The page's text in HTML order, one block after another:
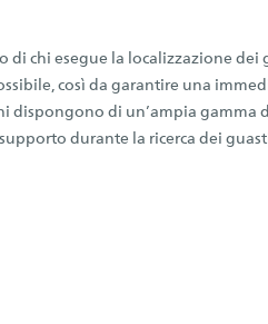
di chi esegue la localizzazione dei
così da garantire una
dispongono di un’ampia gamma
durante la ricerca dei